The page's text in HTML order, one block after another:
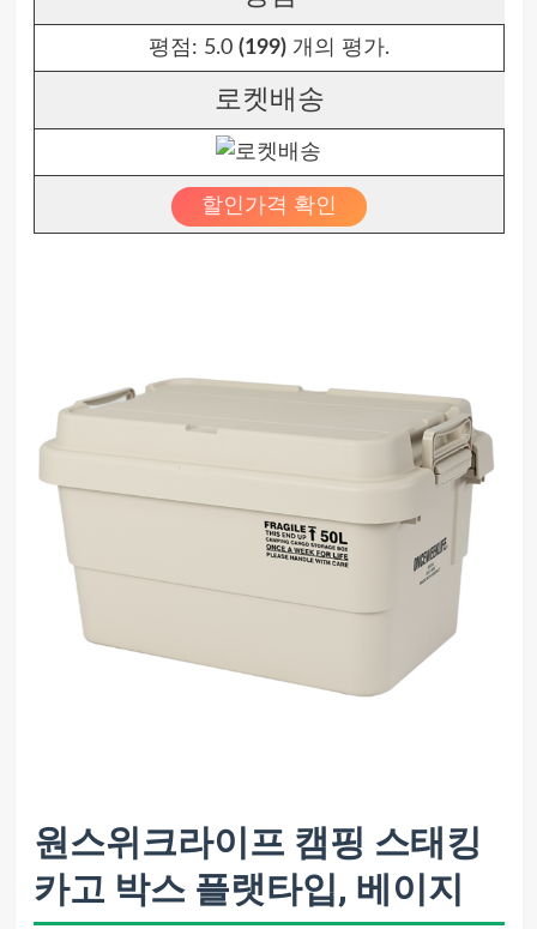
평점: 5.0 (199)개의 평가.
로켓배송
할인가격 확인
원스위크라이프 캠핑 스태킹
카고 박스 플랫타입, 베이지